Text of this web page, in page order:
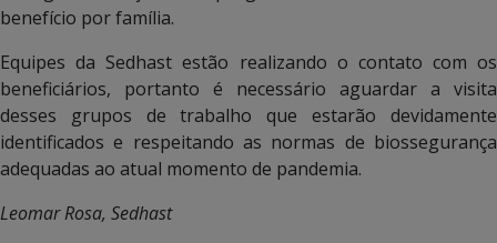
benefício por família.
Equipes da Sedhast estão realizando o contato com os
beneficiários, portanto é necessário aguardar a visita
desses grupos de trabalho que estarão devidamente
identificados e respeitando as normas de biossegurança
adequadas ao atual momento de pandemia.
Leomar Rosa, Sedhast